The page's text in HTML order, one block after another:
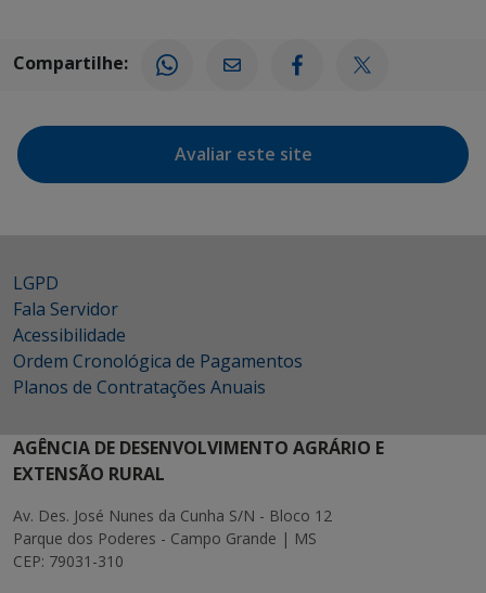
Compartilhe:
Avaliar este site
LGPD
Fala Servidor
Acessibilidade
Ordem Cronológica de Pagamentos
Planos de Contratações Anuais
AGÊNCIA DE DESENVOLVIMENTO AGRÁRIO E
EXTENSÃO RURAL
Av. Des. José Nunes da Cunha S/N - Bloco 12
Parque dos Poderes - Campo Grande | MS
CEP: 79031-310